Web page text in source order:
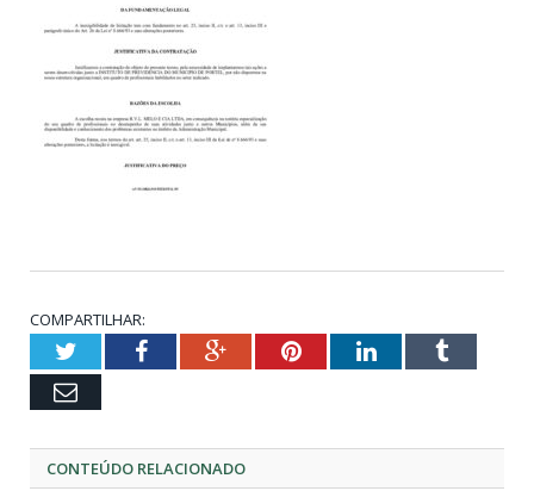
COMPARTILHAR:
TwitterFacebookGoogle+PinterestLinkedInTumblr
Email
CONTEÚDO RELACIONADO